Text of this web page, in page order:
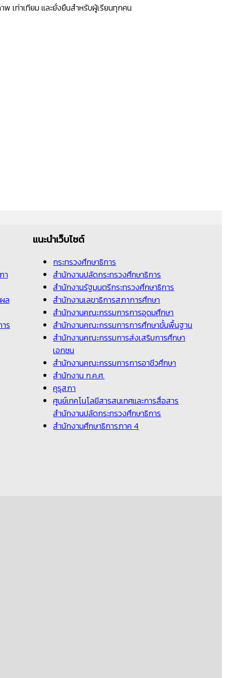
เท่าเทียม และยั่งยืนสำหรับผู้เรียนทุกคน
า
ล
ร
แนะนำเว็บไซต์
กระทรวงศึกษาธิการ
สำนักงานปลัดกระทรวงศึกษาธิการ
สำนักงานรัฐมนตรีกระทรวงศึกษาธิการ
สำนักงานเลขาธิการสภาการศึกษา
สำนักงานคณะกรรมการการอุดมศึกษา
สำนักงานคณะกรรมการการศึกษาขั้นพื้นฐาน
สำนักงานคณะกรรมการส่งเสริมการศึกษา
เอกชน
สำนักงานคณะกรรมการการอาชีวศึกษา
สำนักงาน ก.ค.ศ.
คุรุสภา
ศูนย์เทคโนโลยีสารสนเทศและการสื่อสาร
สำนักงานปลัดกระทรวงศึกษาธิการ
สำนักงานศึกษาธิการภาค 4